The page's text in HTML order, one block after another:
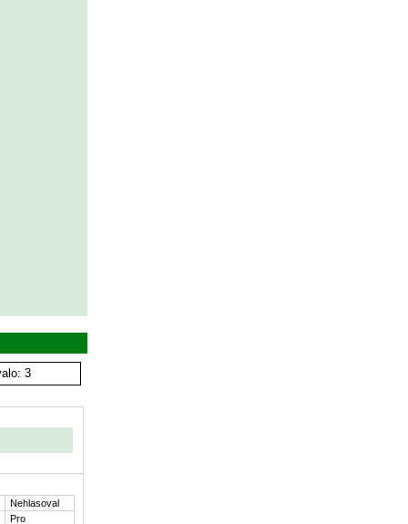
3
Nehlasoval
Pro